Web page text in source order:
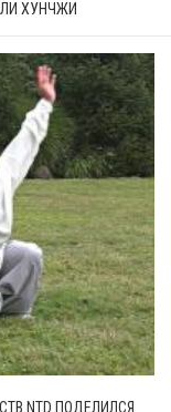
ХУНЧЖИ
NTD ПОДЕЛИЛСЯ